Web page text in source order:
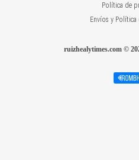
Política de
Envíos y Política
ruizhealytimes.com ©